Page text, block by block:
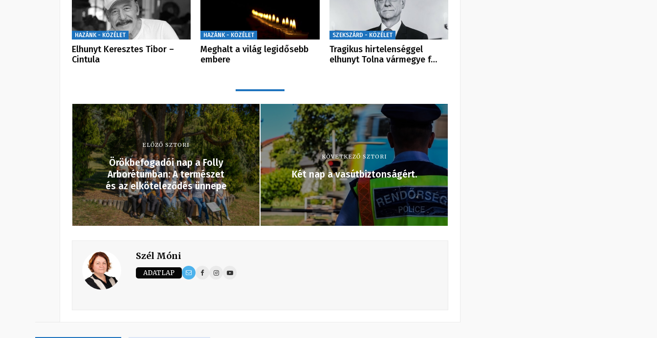
HAZÁNK - KÖZÉLET
Elhunyt Keresztes Tibor –
Cintula
HAZÁNK - KÖZÉLET
Meghalt a világ legidősebb
embere
SZEKSZÁRD - KÖZÉLET
Tragikus hirtelenséggel
elhunyt Tolna vármegye f…
ELŐZŐ SZTORI
Örökbefogadói nap a Folly
Arborétumban: A természet
és az elköteleződés ünnepe
KÖVETKEZŐ SZTORI
Két nap a vasútbiztonságért.
Szél Móni
ADATLAP